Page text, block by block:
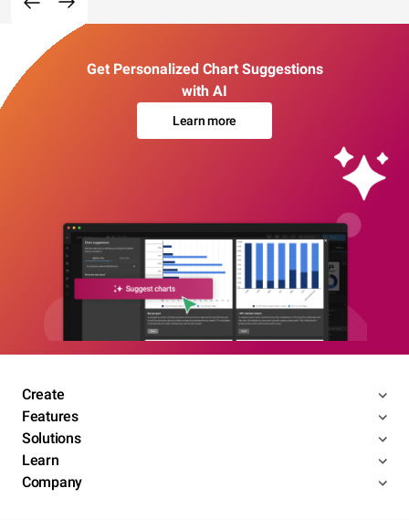
Get Personalized Chart Suggestions
with AI
Learn more
Create
Features
Solutions
Learn
Company